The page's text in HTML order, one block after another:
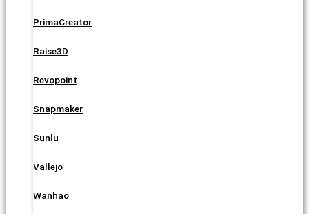
PrimaCreator
Raise3D
Revopoint
Snapmaker
Sunlu
Vallejo
Wanhao